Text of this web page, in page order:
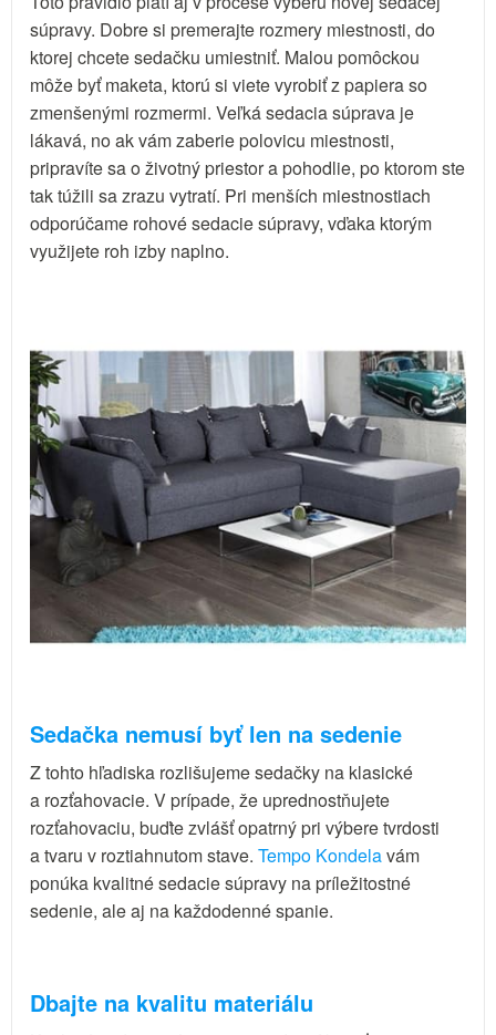
súpravy. Dobre si premerajte rozmery miestnosti, do
ktorej chcete sedačku umiestniť. Malou pomôckou
môže byť maketa, ktorú si viete vyrobiť z papiera so
zmenšenými rozmermi. Veľká sedacia súprava je
lákavá, no ak vám zaberie polovicu miestnosti,
pripravíte sa o životný priestor a pohodlie, po ktorom ste
tak túžili sa zrazu vytratí. Pri menších miestnostiach
odporúčame rohové sedacie súpravy, vďaka ktorým
využijete roh izby naplno.
Sedačka nemusí byť len na sedenie
Z tohto hľadiska rozlišujeme sedačky na klasické
a rozťahovacie. V prípade, že uprednostňujete
rozťahovaciu, buďte zvlášť opatrný pri výbere tvrdosti
a tvaru v roztiahnutom stave. Tempo Kondelavám
ponúka kvalitné sedacie súpravy na príležitostné
sedenie, ale aj na každodenné spanie.
Dbajte na kvalitu materiálu